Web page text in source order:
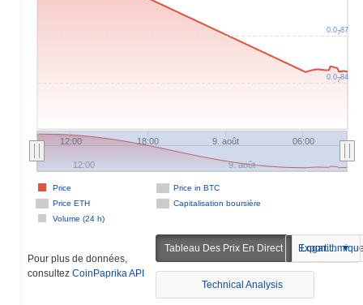
12:00 18:00 9. août 06:00
Price in BTC
Price ETH
Capitalisation boursière
Volume (24 h)
Price
12:00 9. août
0.0784
0.0787
Pour plus de données,
consultez CoinPaprika API
Tableau Des Prix En Direct Exportation
Technical Analysis